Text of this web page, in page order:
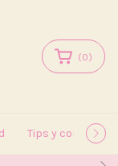
(0)
Tips y consejos